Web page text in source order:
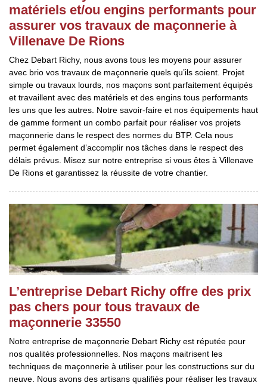
matériels et/ou engins performants pour
assurer vos travaux de maçonnerie à
Villenave De Rions
Chez Debart Richy, nous avons tous les moyens pour assurer
avec brio vos travaux de maçonnerie quels qu’ils soient. Projet
simple ou travaux lourds, nos maçons sont parfaitement équipés
et travaillent avec des matériels et des engins tous performants
les uns que les autres. Notre savoir-faire et nos équipements haut
de gamme forment un combo parfait pour réaliser vos projets
maçonnerie dans le respect des normes du BTP. Cela nous
permet également d’accomplir nos tâches dans le respect des
délais prévus. Misez sur notre entreprise si vous êtes à Villenave
De Rions et garantissez la réussite de votre chantier.
L’entreprise Debart Richy offre des prix
pas chers pour tous travaux de
maçonnerie 33550
Notre entreprise de maçonnerie Debart Richy est réputée pour
nos qualités professionnelles. Nos maçons maitrisent les
techniques de maçonnerie à utiliser pour les constructions sur du
neuve. Nous avons des artisans qualifiés pour réaliser les travaux